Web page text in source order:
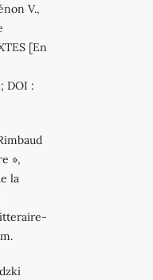
V.,
[En
; DOI :
»,
la